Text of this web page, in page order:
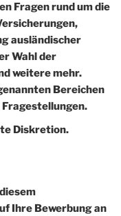
Fragen rund um die
ausländischer
Wahl der
weitere mehr.
Bereichen
Diskretion.
Ihre Bewerbung an